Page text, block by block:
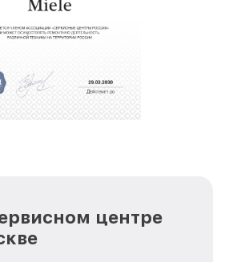
устройств в сервис в
мы получали только
совершенствуемся и
день делать наш сервис еще
центре